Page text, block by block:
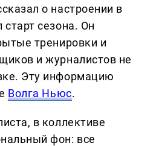
о настроении в
сезона. Он
тренировки и
и журналистов не
Эту информацию
Волга Ньюс.
в коллективе
фон: все